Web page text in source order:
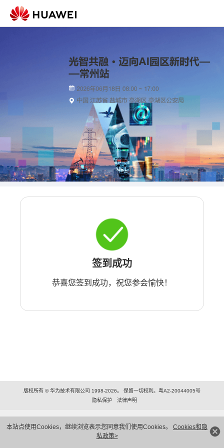
本站点使用Cookies，继续浏览表示您同意我们使用Cookies。 Cookies和隐
私政策>
签到成功
恭喜您签到成功，祝您参会愉快！
版权所有 © 华为技术有限公司 1998-2026。 保留一切权利。粤A2-20044005号
隐私保护
法律声明